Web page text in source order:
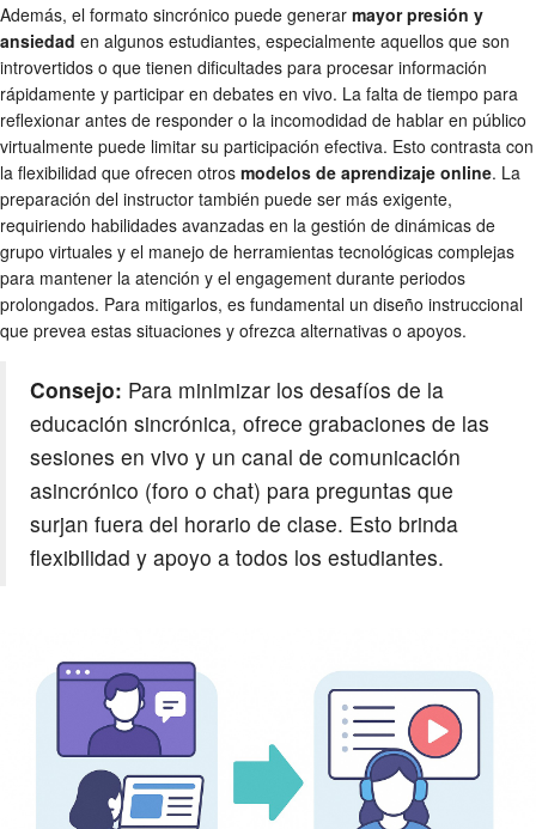
Además, el formato sincrónico puede generar mayor presión y
ansiedad en algunos estudiantes, especialmente aquellos que son
introvertidos o que tienen dificultades para procesar información
rápidamente y participar en debates en vivo. La falta de tiempo para
reflexionar antes de responder o la incomodidad de hablar en público
virtualmente puede limitar su participación efectiva. Esto contrasta con
la flexibilidad que ofrecen otros modelos de aprendizaje online. La
preparación del instructor también puede ser más exigente,
requiriendo habilidades avanzadas en la gestión de dinámicas de
grupo virtuales y el manejo de herramientas tecnológicas complejas
para mantener la atención y el engagement durante periodos
prolongados. Para mitigarlos, es fundamental un diseño instruccional
que prevea estas situaciones y ofrezca alternativas o apoyos.
Consejo: Para minimizar los desafíos de la
educación sincrónica, ofrece grabaciones de las
sesiones en vivo y un canal de comunicación
asincrónico (foro o chat) para preguntas que
surjan fuera del horario de clase. Esto brinda
flexibilidad y apoyo a todos los estudiantes.